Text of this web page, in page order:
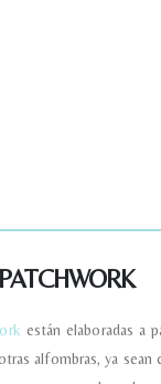
están elaboradas a
alfombras, ya sean